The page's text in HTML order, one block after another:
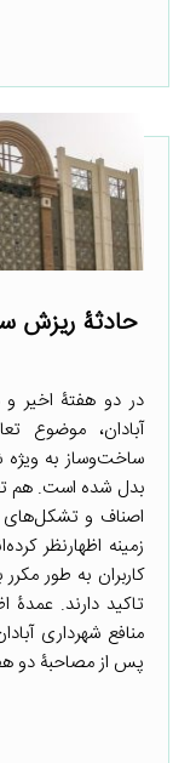
حادثۀ ریزش
در دو هفتۀ اخیر
آبادان، موضوع
ساخت‌وساز به
بدل شده است. هم
اصناف و تشکل‌های
زمینه اظهارنظر
کاربران به طور
تاکید دارند.
منافع شهرداری
پس از مصاحبۀ دو